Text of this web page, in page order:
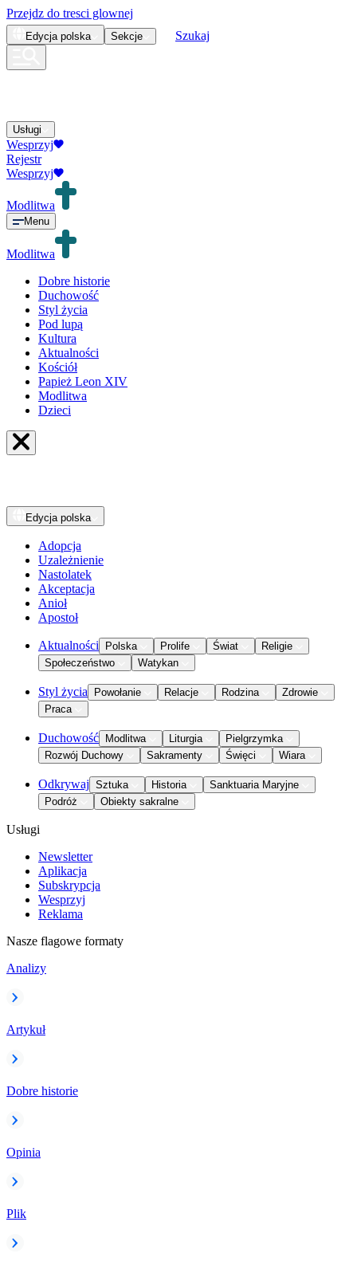
Przejdz do tresci glownej
Edycja polska Sekcje Szukaj
Usługi
Wesprzyj
Rejestr
Wesprzyj
Modlitwa
Menu
Modlitwa
Dobre historie
Duchowość
Styl życia
Pod lupą
Kultura
Aktualności
Kościół
Papież Leon XIV
Modlitwa
Dzieci
Edycja polska
Adopcja
Uzależnienie
Nastolatek
Akceptacja
Anioł
Apostoł
Aktualności Polska Prolife Świat
Religie
Społeczeństwo
Watykan
Styl życia Powołanie Relacje Rodzina
Zdrowie
Praca
Duchowość Modlitwa Liturgia
Pielgrzymka
Rozwój Duchowy
Sakramenty Święci Wiara
Odkrywaj Sztuka Historia
Sanktuaria Maryjne
Podróż
Obiekty sakralne
Usługi
Newsletter
Aplikacja
Subskrypcja
Wesprzyj
Reklama
Nasze flagowe formaty
Analizy
Artykuł
Dobre historie
Opinia
Plik